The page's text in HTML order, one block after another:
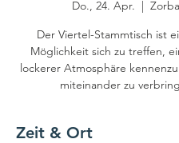
Do., 24. Apr.
  |
Der Viertel-Stammtisch ist
Möglichkeit sich zu treffen,
lockerer Atmosphäre
miteinander zu
Zeit & Ort